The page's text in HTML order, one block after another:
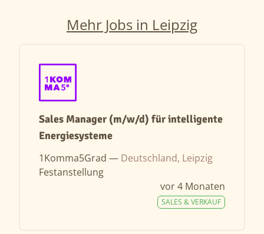
Mehr Jobs in Leipzig
Sales Manager (m/w/d) für intelligente
Energiesysteme
1Komma5Grad — Deutschland, Leipzig
Festanstellung
vor 4 Monaten
SALES & VERKAUF